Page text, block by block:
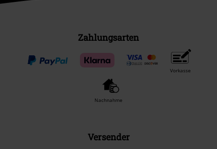
Zahlungsarten
Vorkasse
Nachnahme
Versender